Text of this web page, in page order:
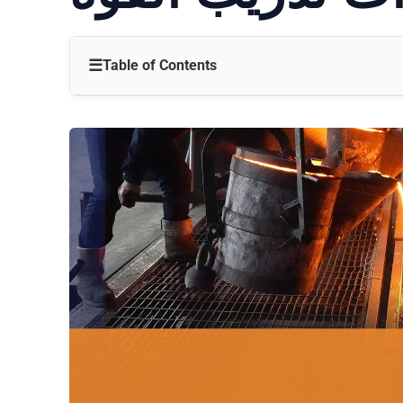
☰Table of Contents
أهمية أدوات تدريب القوة
أفضل أدوات تدريب القوة
1. الحديد
2. دمبلز
3. رفوف الطاقة
4. أجراس الكيتلبيل